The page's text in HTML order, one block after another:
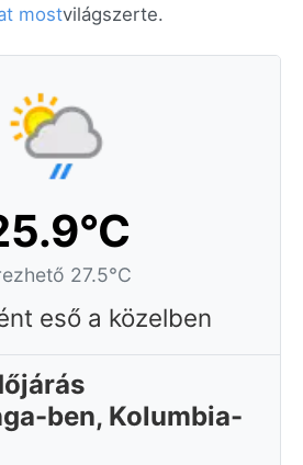
mostvilágszerte.
27.5°C
eső a közelben
ben, Kolumbia-